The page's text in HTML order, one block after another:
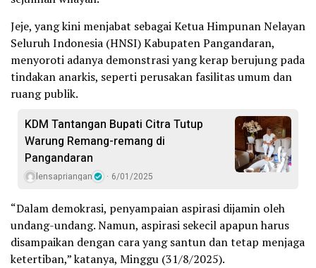
Jeje, yang kini menjabat sebagai Ketua Himpunan Nelayan
Seluruh Indonesia (HNSI) Kabupaten Pangandaran,
menyoroti adanya demonstrasi yang kerap berujung pada
tindakan anarkis, seperti perusakan fasilitas umum dan
ruang publik.
KDM Tantangan Bupati Citra Tutup
Warung Remang-remang di
Pangandaran
lensapriangan 6/01/2025
“Dalam demokrasi, penyampaian aspirasi dijamin oleh
undang-undang. Namun, aspirasi sekecil apapun harus
disampaikan dengan cara yang santun dan tetap menjaga
ketertiban,” katanya, Minggu (31/8/2025).